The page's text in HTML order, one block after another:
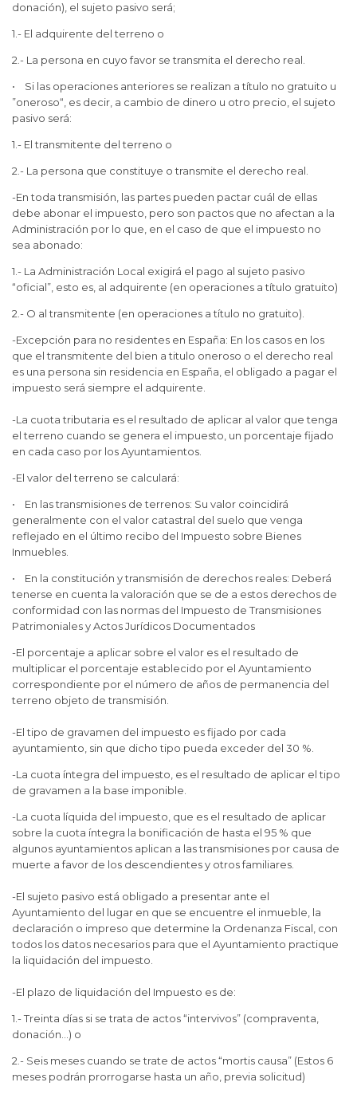
donación), el sujeto pasivo será;
1.- El adquirente del terreno o
2.- La persona en cuyo favor se transmita el derecho real.
• Si las operaciones anteriores se realizan a título no gratuito u
”oneroso“, es decir, a cambio de dinero u otro precio, el sujeto
pasivo será:
1.- El transmitente del terreno o
2.- La persona que constituye o transmite el derecho real.
-En toda transmisión, las partes pueden pactar cuál de ellas
debe abonar el impuesto, pero son pactos que no afectan a la
Administración por lo que, en el caso de que el impuesto no
sea abonado:
1.- La Administración Local exigirá el pago al sujeto pasivo
“oficial”, esto es, al adquirente (en operaciones a título gratuito)
2.- O al transmitente (en operaciones a título no gratuito).
-Excepción para no residentes en España: En los casos en los
que el transmitente del bien a titulo oneroso o el derecho real
es una persona sin residencia en España, el obligado a pagar el
impuesto será siempre el adquirente.
-La cuota tributaria es el resultado de aplicar al valor que tenga
el terreno cuando se genera el impuesto, un porcentaje fijado
en cada caso por los Ayuntamientos.
-El valor del terreno se calculará:
• En las transmisiones de terrenos: Su valor coincidirá
generalmente con el valor catastral del suelo que venga
reflejado en el último recibo del Impuesto sobre Bienes
Inmuebles.
• En la constitución y transmisión de derechos reales: Deberá
tenerse en cuenta la valoración que se de a estos derechos de
conformidad con las normas del Impuesto de Transmisiones
Patrimoniales y Actos Jurídicos Documentados
-El porcentaje a aplicar sobre el valor es el resultado de
multiplicar el porcentaje establecido por el Ayuntamiento
correspondiente por el número de años de permanencia del
terreno objeto de transmisión.
-El tipo de gravamen del impuesto es fijado por cada
ayuntamiento, sin que dicho tipo pueda exceder del 30 %.
-La cuota íntegra del impuesto, es el resultado de aplicar el tipo
de gravamen a la base imponible.
-La cuota líquida del impuesto, que es el resultado de aplicar
sobre la cuota íntegra la bonificación de hasta el 95 % que
algunos ayuntamientos aplican a las transmisiones por causa de
muerte a favor de los descendientes y otros familiares.
-El sujeto pasivo está obligado a presentar ante el
Ayuntamiento del lugar en que se encuentre el inmueble, la
declaración o impreso que determine la Ordenanza Fiscal, con
todos los datos necesarios para que el Ayuntamiento practique
la liquidación del impuesto.
-El plazo de liquidación del Impuesto es de:
1.- Treinta días si se trata de actos “intervivos” (compraventa,
donación…) o
2.- Seis meses cuando se trate de actos “mortis causa” (Estos 6
meses podrán prorrogarse hasta un año, previa solicitud)